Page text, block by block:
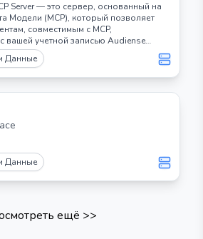
Server — это сервер, основанный на
Модели (MCP), который позволяет
совместимым с MCP,
вашей учетной записью Audiense
Данные
Данные
ещё >>